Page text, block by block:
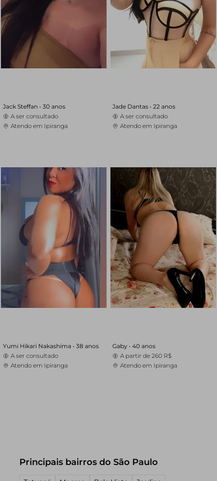
Jack Steffan • 30 anos
A ser consultado
Atendo em Ipiranga
Jade Dantas • 22 anos
A ser consultado
Atendo em Ipiranga
Yumi Hikari Nakashima • 38 anos
A ser consultado
Atendo em Ipiranga
Gaby • 40 anos
A partir de 260 R$
Atendo em Ipiranga
Principais bairros do São Paulo